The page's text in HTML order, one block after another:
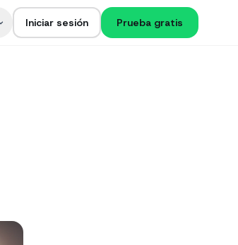
Iniciar sesión Prueba gratis